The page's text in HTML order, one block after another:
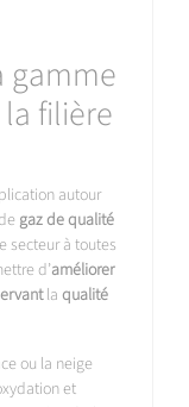
gamme
filière
autour
gaz de qualité
secteur à toutes
d’améliorer
la qualité
ou la neige
et